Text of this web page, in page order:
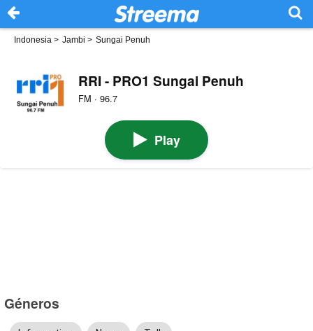
Indonesia > Jambi > Sungai Penuh
RRI - PRO1 Sungai Penuh
FM · 96.7
Play
Géneros